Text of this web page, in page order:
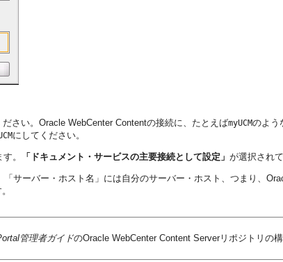
さい。Oracle WebCenter Contentの接続に、たとえばmyUCMのよう
にしてください。
。 「ドキュメント・サービスの主要接続として設定」 が選択され
サーバー・ホスト名」には自分のサーバー・ホスト、つまり、
管理者ガイドのOracle WebCenter Content Serverリポジトリの